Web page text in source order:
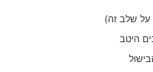
על שלב זה)
היטב